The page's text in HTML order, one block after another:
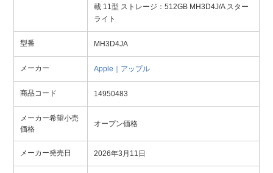
載 11型 ストレージ：512GB MH3D4J/A スター
ライト
型番 MH3D4JA
メーカー Apple｜アップル
商品コード 14950483
メーカー希望小売
価格
オープン価格
メーカー発売日 2026年3月11日